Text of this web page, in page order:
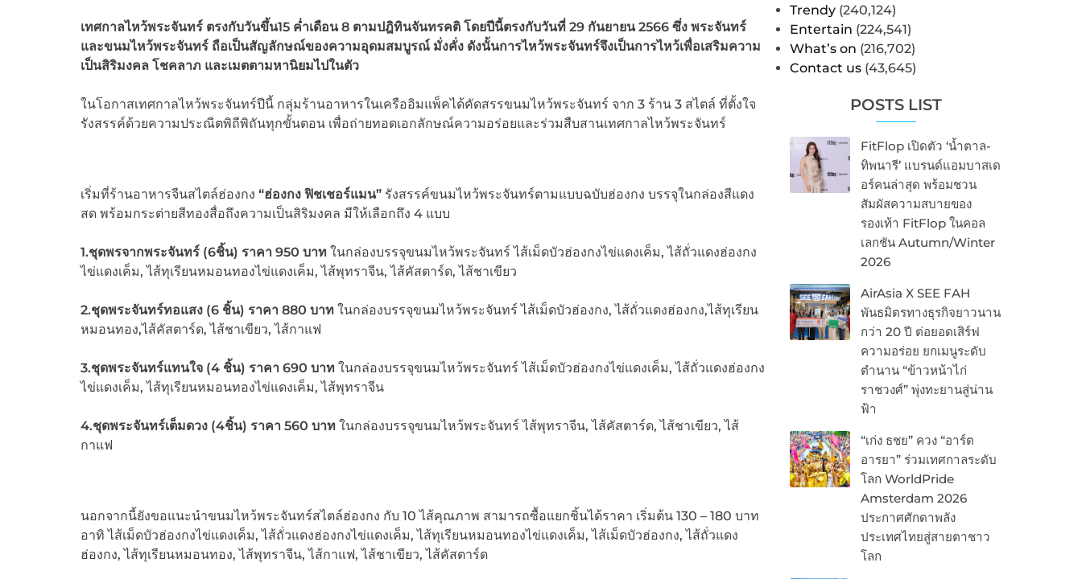
Trendy (240,124)
Entertain (224,541)
What’s on (216,702)
Contact us (43,645)
POSTS LIST
FitFlop เปิดตัว ‘น้ำตาล-
ทิพนารี’ แบรนด์แอมบาสเด
อร์คนล่าสุด พร้อมชวน
สัมผัสความสบายของ
รองเท้า FitFlop ในคอล
เลกชัน Autumn/Winter
2026
AirAsia X SEE FAH
พันธมิตรทางธุรกิจยาวนาน
กว่า 20 ปี ต่อยอดเสิร์ฟ
ความอร่อย ยกเมนูระดับ
ตำนาน “ข้าวหน้าไก่
ราชวงศ์” พุ่งทะยานสู่น่าน
ฟ้า
“เก่ง ธชย” ควง “อาร์ต
อารยา” ร่วมเทศกาลระดับ
โลก WorldPride
Amsterdam 2026
ประกาศศักดาพลัง
ประเทศไทยสู่สายตาชาว
โลก
เทศกาลไหว้พระจันทร์ ตรงกับวันขึ้น15 ค่ำเดือน 8 ตามปฎิทินจันทรคติ โดยปีนี้ตรงกับวันที่ 29 กันยายน 2566 ซึ่ง พระจันทร์
และขนมไหว้พระจันทร์ ถือเป็นสัญลักษณ์ของความอุดมสมบูรณ์ มั่งคั่ง ดังนั้นการไหว้พระจันทร์จึงเป็นการไหว้เพื่อเสริมความ
เป็นสิริมงคล โชคลาภ และเมตตามหานิยมไปในตัว
ในโอกาสเทศกาลไหว้พระจันทร์ปีนี้ กลุ่มร้านอาหารในเครืออิมแพ็คได้คัดสรรขนมไหว้พระจันทร์ จาก 3 ร้าน 3 สไตล์ ที่ตั้งใจ
รังสรรค์ด้วยความประณีตพิถีพิถันทุกขั้นตอน เพื่อถ่ายทอดเอกลักษณ์ความอร่อยและร่วมสืบสานเทศกาลไหว้พระจันทร์
เริ่มที่ร้านอาหารจีนสไตล์ฮ่องกง “ฮ่องกง ฟิชเชอร์แมน”รังสรรค์ขนมไหว้พระจันทร์ตามแบบฉบับฮ่องกง บรรจุในกล่องสีแดง
สด พร้อมกระต่ายสีทองสื่อถึงความเป็นสิริมงคล มีให้เลือกถึง 4 แบบ
1.ชุดพรจากพระจันทร์ (6ชิ้น) ราคา 950 บาทในกล่องบรรจุขนมไหว้พระจันทร์ ไส้เม็ดบัวฮ่องกงไข่แดงเค็ม, ไส้ถั่วแดงฮ่องกง
ไข่แดงเค็ม, ไส้ทุเรียนหมอนทองไข่แดงเค็ม, ไส้พุทราจีน, ไส้คัสตาร์ด, ไส้ชาเขียว
2.ชุดพระจันทร์ทอแสง (6 ชิ้น) ราคา 880 บาทในกล่องบรรจุขนมไหว้พระจันทร์ ไส้เม็ดบัวฮ่องกง, ไส้ถั่วแดงฮ่องกง,ไส้ทุเรียน
หมอนทอง,ไส้คัสตาร์ด, ไส้ชาเขียว, ไส้กาแฟ
3.ชุดพระจันทร์แทนใจ (4 ชิ้น) ราคา 690 บาท ในกล่องบรรจุขนมไหว้พระจันทร์ ไส้เม็ดบัวฮ่องกงไข่แดงเค็ม, ไส้ถั่วแดงฮ่องกง
ไข่แดงเค็ม, ไส้ทุเรียนหมอนทองไข่แดงเค็ม, ไส้พุทราจีน
4.ชุดพระจันทร์เต็มดวง (4ชิ้น) ราคา 560 บาทในกล่องบรรจุขนมไหว้พระจันทร์ ไส้พุทราจีน, ไส้คัสตาร์ด, ไส้ชาเขียว, ไส้
กาแฟ
นอกจากนี้ยังขอแนะนำขนมไหว้พระจันทร์สไตล์ฮ่องกง กับ 10 ไส้คุณภาพ สามารถซื้อแยกชิ้นได้ราคา เริ่มต้น 130 – 180 บาท
อาทิ ไส้เม็ดบัวฮ่องกงไข่แดงเค็ม, ไส้ถั่วแดงฮ่องกงไข่แดงเค็ม, ไส้ทุเรียนหมอนทองไข่แดงเค็ม, ไส้เม็ดบัวฮ่องกง, ไส้ถั่วแดง
ฮ่องกง, ไส้ทุเรียนหมอนทอง, ไส้พุทราจีน, ไส้กาแฟ, ไส้ชาเขียว, ไส้คัสตาร์ด